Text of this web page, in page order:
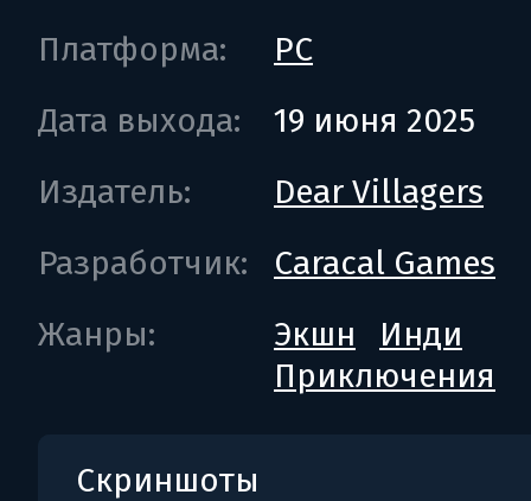
Платформа:
PC
Дата выхода:
19 июня 2025
Издатель:
Dear Villagers
Разработчик:
Caracal Games
Жанры:
Экшн
Инди
Приключения
Скриншоты